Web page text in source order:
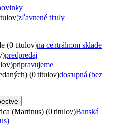
zľavnené tituly
(0 titulov)na centrálnom sklade
predpredaj
pripravujeme
(0 titulov)dostupná (bez
(Martinus) (0 titulov)Banská